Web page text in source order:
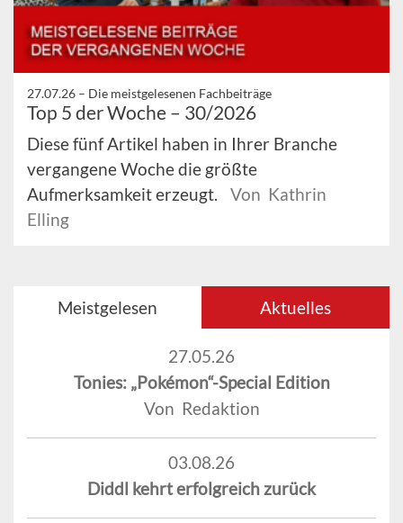
27.07.26 – Die meistgelesenen Fachbeiträge
Top 5 der Woche – 30/2026
Diese fünf Artikel haben in Ihrer Branche
vergangene Woche die größte
Aufmerksamkeit erzeugt.
Von Kathrin
Elling
Meistgelesen Aktuelles
27.05.26
Tonies: „Pokémon“-Special Edition
Von Redaktion
03.08.26
Diddl kehrt erfolgreich zurück